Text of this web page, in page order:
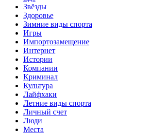
Звёзды
Здоровье
Зимние виды спорта
Игры
Импортозамещение
Интернет
Истории
Компании
Криминал
Культура
Лайфхаки
Летние виды спорта
Личный счет
Люди
Места